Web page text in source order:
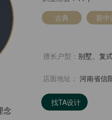
古典
新中
擅长户型： 别墅、复
店面地址： 河南省信
找TA设计
念